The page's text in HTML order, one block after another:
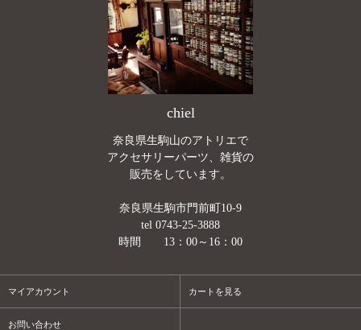
chiel
奈良県生駒山のアトリエで
アクセサリーパーツ、雑貨の
販売をしています。
奈良県生駒市門前町10-9
tel 0743-25-3888
時間 13：00～16：00
マイアカウント カートを見る
お問い合わせ